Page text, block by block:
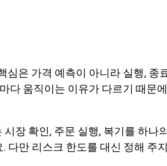
심은 가격 예측이 아니라 실행, 종
다 움직이는 이유가 다르기 때문
시장 확인, 주문 실행, 복기를 하나
다만 리스크 한도를 대신 정해 주